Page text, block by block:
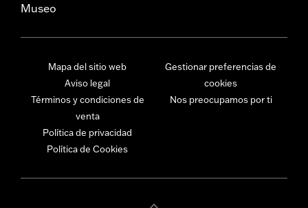
Museo
Mapa del sitio web
Aviso legal
Términos y condiciones de
venta
Política de privacidad
Política de Cookies
Gestionar preferencias de
cookies
Nos preocupamos por ti